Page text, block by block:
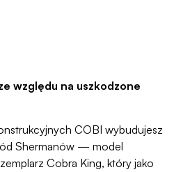
względu na uszkodzone
COBI wybudujesz
Shermanów — model
Cobra King, który jako